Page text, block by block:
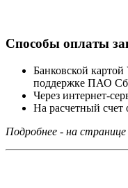
Способы оплаты
Банковской
поддержке ПАО
Через интернет-
На расчетный счет
Подробнее - на странице